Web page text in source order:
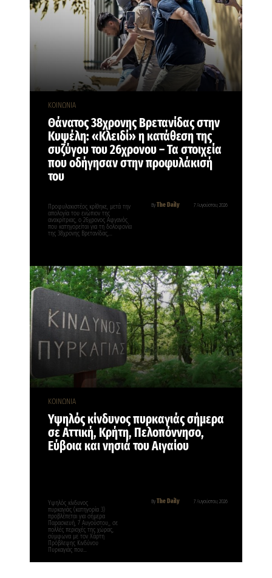
ΚΟΙΝΩΝΙΑ
Θάνατος 38χρονης Βρετανίδας στην
Κυψέλη: «Κλειδί» η κατάθεση της
συζύγου του 26χρονου – Τα στοιχεία
που οδήγησαν στην προφυλάκισή
του
By The Daily 7 Αυγούστου, 2026
Προφυλακιστέος κρίθηκε, μετά την
απολογία του ενώπιον της
ανακρίτριας, ο 26χρονος Αφγανός
που κατηγορείται για τη δολοφονία
της 38χρονης Βρετανίδας,…
ΚΟΙΝΩΝΙΑ
Υψηλός κίνδυνος πυρκαγιάς σήμερα
σε Αττική, Κρήτη, Πελοπόννησο,
Εύβοια και νησιά του Αιγαίου
By The Daily 7 Αυγούστου, 2026
Υψηλός κίνδυνος
πυρκαγιάς (κατηγορία 3)
προβλέπεται για σήμερα
Παρασκευή, 7 Αυγούστου,, σε
πολλές περιοχές της χώρας,
σύμφωνα με τον Χάρτη
Πρόβλεψης Κινδύνου
Πυρκαγιάς που…